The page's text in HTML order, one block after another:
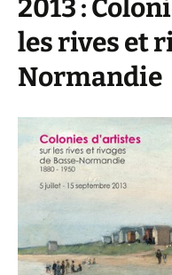
2013 :
les rives et
Normandie